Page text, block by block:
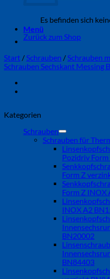
Es befinden sich
Zurück zum Shop
Menü
Start /Schrauben /Schrauben
Schrauben Sechskant Messing
Kategorien
Schrauben
Schrauben für
Pozidriv
Form Z
Form Z INOX
INOX A2
BN20002
BN84403